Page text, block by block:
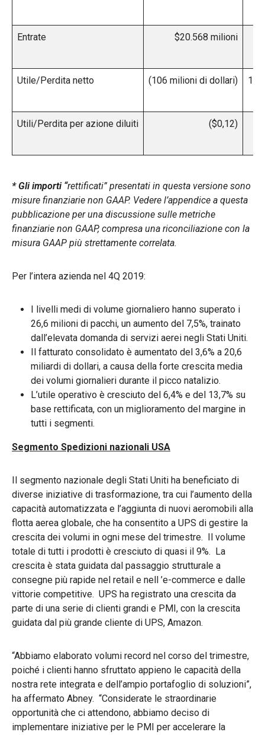
Entrate $20.568 milioni
Utile/Perdita netto (106 milioni di dollari)
Utili/Perdita per azione diluiti ($0,12)
* Gli importi “rettificati” presentati in questa versione sono
misure finanziarie non GAAP. Vedere l’appendice a questa
pubblicazione per una discussione sulle metriche
finanziarie non GAAP, compresa una riconciliazione con la
misura GAAP più strettamente correlata.
Per l’intera azienda nel 4Q 2019:
I livelli medi di volume giornaliero hanno superato i
26,6 milioni di pacchi, un aumento del 7,5%, trainato
dall’elevata domanda di servizi aerei negli Stati Uniti.
Il fatturato consolidato è aumentato del 3,6% a 20,6
miliardi di dollari, a causa della forte crescita media
dei volumi giornalieri durante il picco natalizio.
L’utile operativo è cresciuto del 6,4% e del 13,7% su
base rettificata, con un miglioramento del margine in
tutti i segmenti.
Segmento Spedizioni nazionali USA
Il segmento nazionale degli Stati Uniti ha beneficiato di
diverse iniziative di trasformazione, tra cui l’aumento della
capacità automatizzata e l’aggiunta di nuovi aeromobili alla
flotta aerea globale, che ha consentito a UPS di gestire la
crescita dei volumi in ogni mese del trimestre. Il volume
totale di tutti i prodotti è cresciuto di quasi il 9%. La
crescita è stata guidata dal passaggio strutturale a
consegne più rapide nel retail e nell ’e-commerce e dalle
vittorie competitive. UPS ha registrato una crescita da
parte di una serie di clienti grandi e PMI, con la crescita
guidata dal più grande cliente di UPS, Amazon.
“Abbiamo elaborato volumi record nel corso del trimestre,
poiché i clienti hanno sfruttato appieno le capacità della
nostra rete integrata e dell’ampio portafoglio di soluzioni”,
ha affermato Abney. “Considerate le straordinarie
opportunità che ci attendono, abbiamo deciso di
implementare iniziative per le PMI per accelerare la